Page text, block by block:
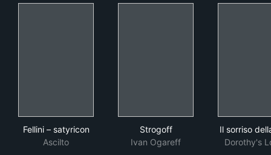
Fellini – satyricon
Ascilto
Strogoff
Ivan Ogareff
Il sorriso
Dorothy's